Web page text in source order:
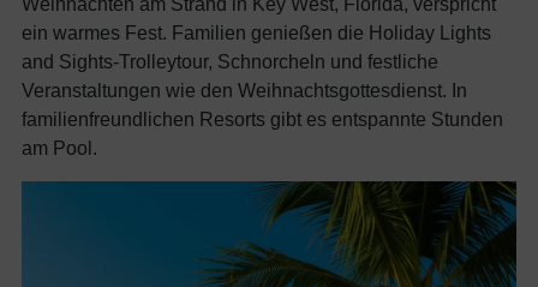
ein warmes Fest. Familien genießen die Holiday Lights
and Sights-Trolleytour, Schnorcheln und festliche
Veranstaltungen wie den Weihnachtsgottesdienst. In
familienfreundlichen Resorts gibt es entspannte Stunden
am Pool.